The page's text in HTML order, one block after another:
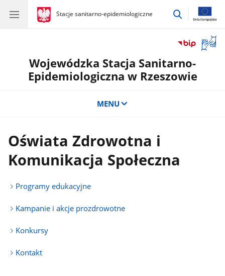
gov.pl
Stacje sanitarno-epidemiologiczne
gov.pl
Stacje
przejdź
okno
Wojewódzka Stacja Sanitarno-
Epidemiologiczna w Rzeszowie
MENU
Oświata Zdrowotna i
Komunikacja Społeczna
Programy edukacyjne
Kampanie i akcje prozdrowotne
Konkursy
Kontakt